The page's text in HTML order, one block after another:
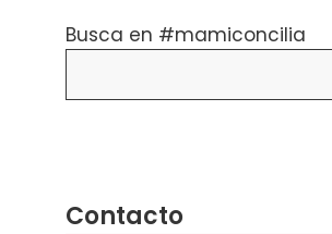
Busca en #mamiconcilia
Contacto